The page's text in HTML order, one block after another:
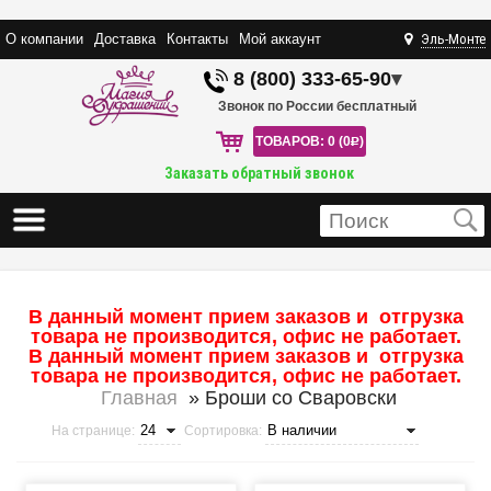
О компании Доставка Контакты Мой аккаунт Эль-Монте
8 (800) 333-65-90▾
Звонок по России бесплатный
ТОВАРОВ: 0 (0R)
Заказать обратный звонок
В данный момент прием заказов и отгрузка
товара не производится, офис не работает.
В данный момент прием заказов и отгрузка
товара не производится, офис не работает.
Главная » Броши со Сваровски
На странице: Сортировка: